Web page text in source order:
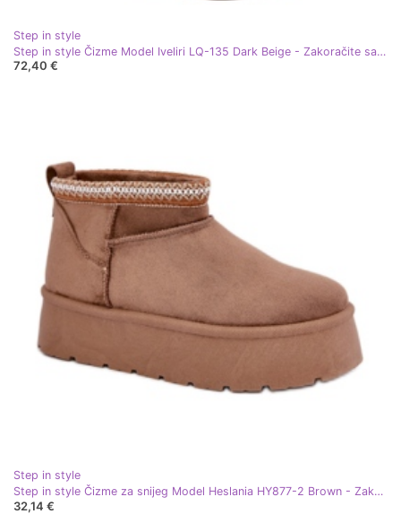
Step in style
Step in style Čizme Model Iveliri LQ-135 Dark Beige - Zakoračite sa stilom bež
72,40 €
Step in style
Step in style Čizme za snijeg Model Heslania HY877-2 Brown - Zakoračite sa stilom smeđa
32,14 €